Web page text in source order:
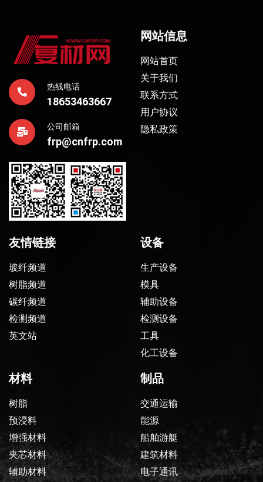
热线电话
18653463667
公司邮箱
frp@cnfrp.com
网站信息
网站首页
关于我们
联系方式
用户协议
隐私政策
友情链接
玻纤频道
树脂频道
碳纤频道
检测频道
英文站
设备
生产设备
模具
辅助设备
检测设备
工具
化工设备
材料
树脂
预浸料
增强材料
夹芯材料
辅助材料
制品
交通运输
能源
船舶游艇
建筑材料
电子通讯